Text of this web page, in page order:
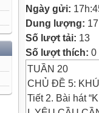
Ngày gửi:
Dung lượng:
Số lượt tải: 13
Số lượt thích: 0
TUẦN 20
CHỦ ĐỀ 5:
Tiết 2. Bài hát